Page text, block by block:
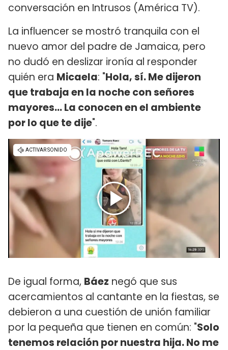
conversación en Intrusos (América TV).
La influencer se mostró tranquila con el
nuevo amor del padre de Jamaica, pero
no dudó en deslizar ironía al responder
quién era Micaela: "Hola, sí. Me dijeron
que trabaja en la noche con señores
mayores... La conocen en el ambiente
por lo que te dije".
De igual forma, Báez negó que sus
acercamientos al cantante en la fiestas, se
debieron a una cuestión de unión familiar
por la pequeña que tienen en común: "Solo
tenemos relación por nuestra hija. No me